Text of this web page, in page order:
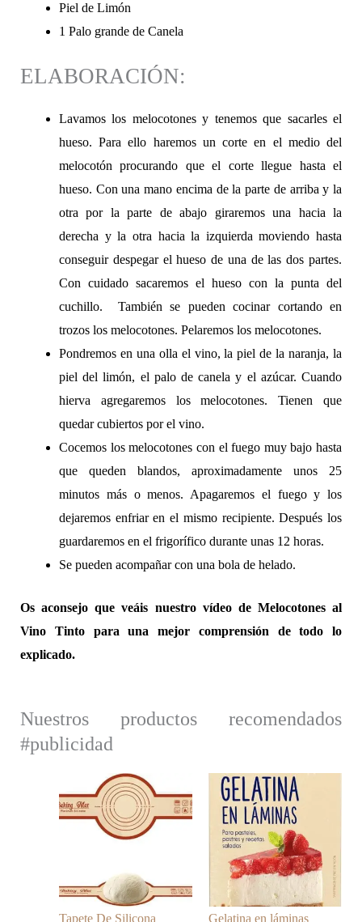
Piel de Limón
1 Palo grande de Canela
ELABORACIÓN:
Lavamos los melocotones y tenemos que sacarles el
hueso. Para ello haremos un corte en el medio del
melocotón procurando que el corte llegue hasta el
hueso. Con una mano encima de la parte de arriba y la
otra por la parte de abajo giraremos una hacia la
derecha y la otra hacia la izquierda moviendo hasta
conseguir despegar el hueso de una de las dos partes.
Con cuidado sacaremos el hueso con la punta del
cuchillo. También se pueden cocinar cortando en
trozos los melocotones. Pelaremos los melocotones.
Pondremos en una olla el vino, la piel de la naranja, la
piel del limón, el palo de canela y el azúcar. Cuando
hierva agregaremos los melocotones. Tienen que
quedar cubiertos por el vino.
Cocemos los melocotones con el fuego muy bajo hasta
que queden blandos, aproximadamente unos 25
minutos más o menos. Apagaremos el fuego y los
dejaremos enfriar en el mismo recipiente. Después los
guardaremos en el frigorífico durante unas 12 horas.
Se pueden acompañar con una bola de helado.
Os aconsejo que veáis nuestro vídeo de Melocotones al
Vino Tinto para una mejor comprensión de todo lo
explicado.
Nuestros productos recomendados
#publicidad
Tapete De Silicona Gelatina en láminas